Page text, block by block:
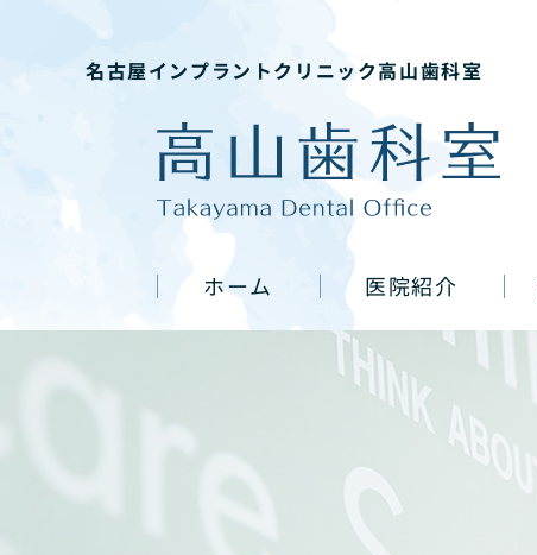
名古屋インプラントクリニック高山歯科室
ホーム 医院紹介